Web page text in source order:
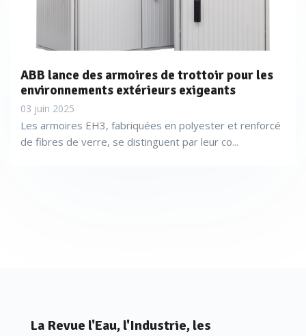
ABB lance des armoires de trottoir pour les
environnements extérieurs exigeants
03 juin 2025
Les armoires EH3, fabriquées en polyester et renforcé
de fibres de verre, se distinguent par leur co...
La Revue l'Eau, l'Industrie, les